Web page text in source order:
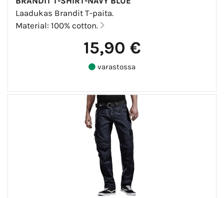
Laadukas Brandit T-paita.
Material: 100% cotton.
15,90 €
varastossa